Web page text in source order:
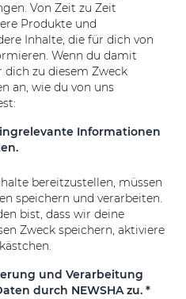
Von Zeit zu Zeit
Produkte und
Inhalte, die für dich von
Wenn du damit
dich zu diesem Zweck
an, wie du von uns
Informationen
bereitzustellen, müssen
speichern und verarbeiten.
bist, dass wir deine
Zweck speichern, aktiviere
und Verarbeitung
durch NEWSHA zu. *